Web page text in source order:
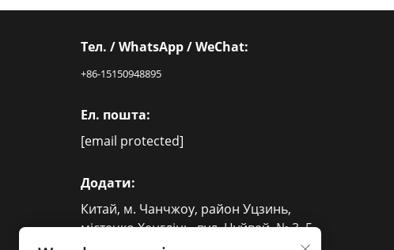
Тел. / WhatsApp / WeChat:
+86-15150948895
Ел. пошта:
[email protected]
Додати:
Китай, м. Чанчжоу, район Уцзинь,
містечко Хенглінь, вул. Цуйвей, № 3–5